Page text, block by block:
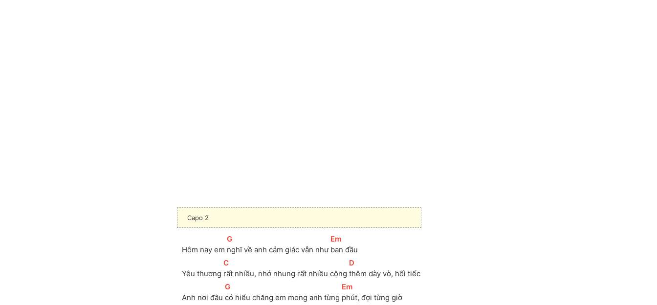
Capo 2
Hôm nay em
[
G
nghĩ về anh cảm giác vẫn như
[
Em
ban đầu
Yêu thương
[
C
rất nhiều, nhớ nhung rất nhiều cộng
[
D
thêm dày vò, hối tiếc
Anh nơi đâu
[
G
có hiểu chăng em mong anh từng
[
Em
phút, đợi từng giờ